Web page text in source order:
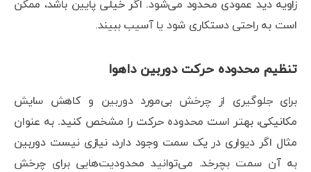
زاویه دید عمودی محدود می‌شود. اگر خیلی پایین باشد، ممکن
است به راحتی دستکاری شود یا آسیب ببیند.
تنظیم محدوده حرکت دوربین داهوا
برای جلوگیری از چرخش بی‌مورد دوربین و کاهش سایش
مکانیکی، بهتر است محدوده حرکت را مشخص کنید. به عنوان
مثال اگر دیواری در یک سمت وجود دارد، نیازی نیست دوربین
به آن سمت بچرخد. می‌توانید محدودیت‌هایی برای چرخش